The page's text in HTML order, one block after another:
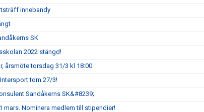
innebandy
SK
2022 stängd!
årsmöte torsdag 31/3 kl 18:00
tom 27/3!
Sandåkerns SK&#8239;
mars. Nominera medlem till stipendier!